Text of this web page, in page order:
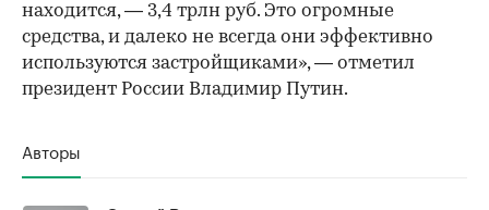
находится, — 3,4 трлн руб. Это огромные
средства, и далеко не всегда они эффективно
используются застройщиками», — отметил
президент России Владимир Путин.
Авторы